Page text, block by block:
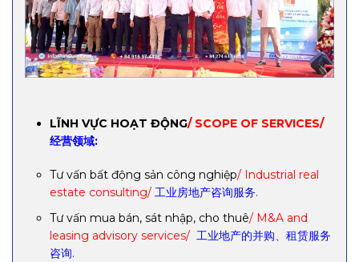
LĨNH VỰC HOẠT ĐỘNG/ SCOPE OF SERVICES/
经营领域:
Tư vấn bất động sản công nghiệp/ Industrial real
estate consulting/ 工业房地产咨询服务.
Tư vấn mua bán, sát nhập, cho thuê/ M&A and
leasing advisory services/ 工业地产的并购、租赁服务
咨询.